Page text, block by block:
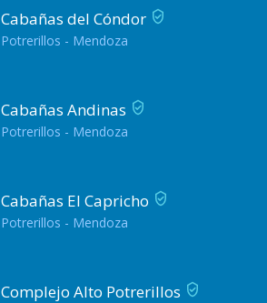
Cabañas del Cóndor
Potrerillos - Mendoza
Cabañas Andinas
Potrerillos - Mendoza
Cabañas El Capricho
Potrerillos - Mendoza
Complejo Alto Potrerillos